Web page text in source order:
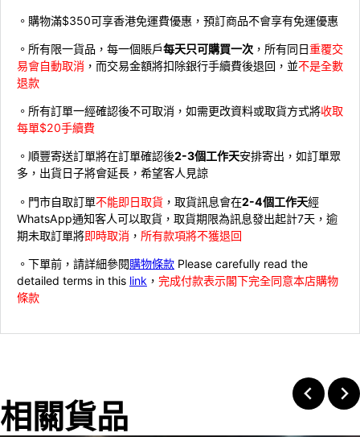
。購物滿$350可享香港免運費優惠，預訂商品不會享有免運優惠
。所有限一貨品，每一個賬戶每天只可購買一次 ，所有同日重覆交
易會自動取消 ，而交易金額將扣除銀行手續費後退回，並不是全數
退款
。所有訂單一經確認後不可取消，如需更改資料或取貨方式將收取
每單$20手續費
。順豐寄送訂單將在訂單確認後2-3個工作天安排寄出，如訂單眾
多，出貨日子將會延長，希望客人見諒
。門市自取訂單不能即日取貨 ，取貨訊息會在2-4個工作天經
WhatsApp通知客人可以取貨，取貨期限為訊息發出起計7天，逾
期未取訂單將即時取消 ， 所有款項將不獲退回
。下單前，請詳細參閱購物條款 Please carefully read the
detailed terms in this link ， 完成付款表示閣下完全同意本店購物
條款
相關貨品